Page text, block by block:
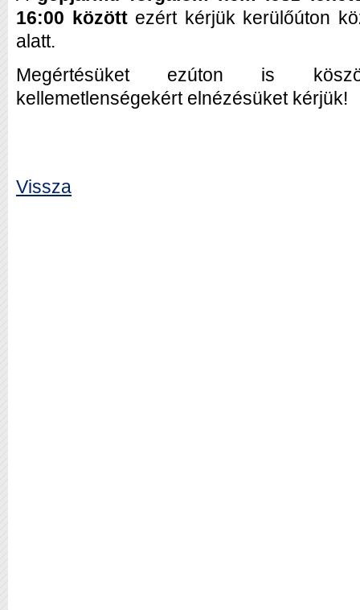
16:00 között ezért kérjük kerülőúton
alatt.
Megértésüket ezúton is
kellemetlenségekért elnézésüket kérjük!
Vissza